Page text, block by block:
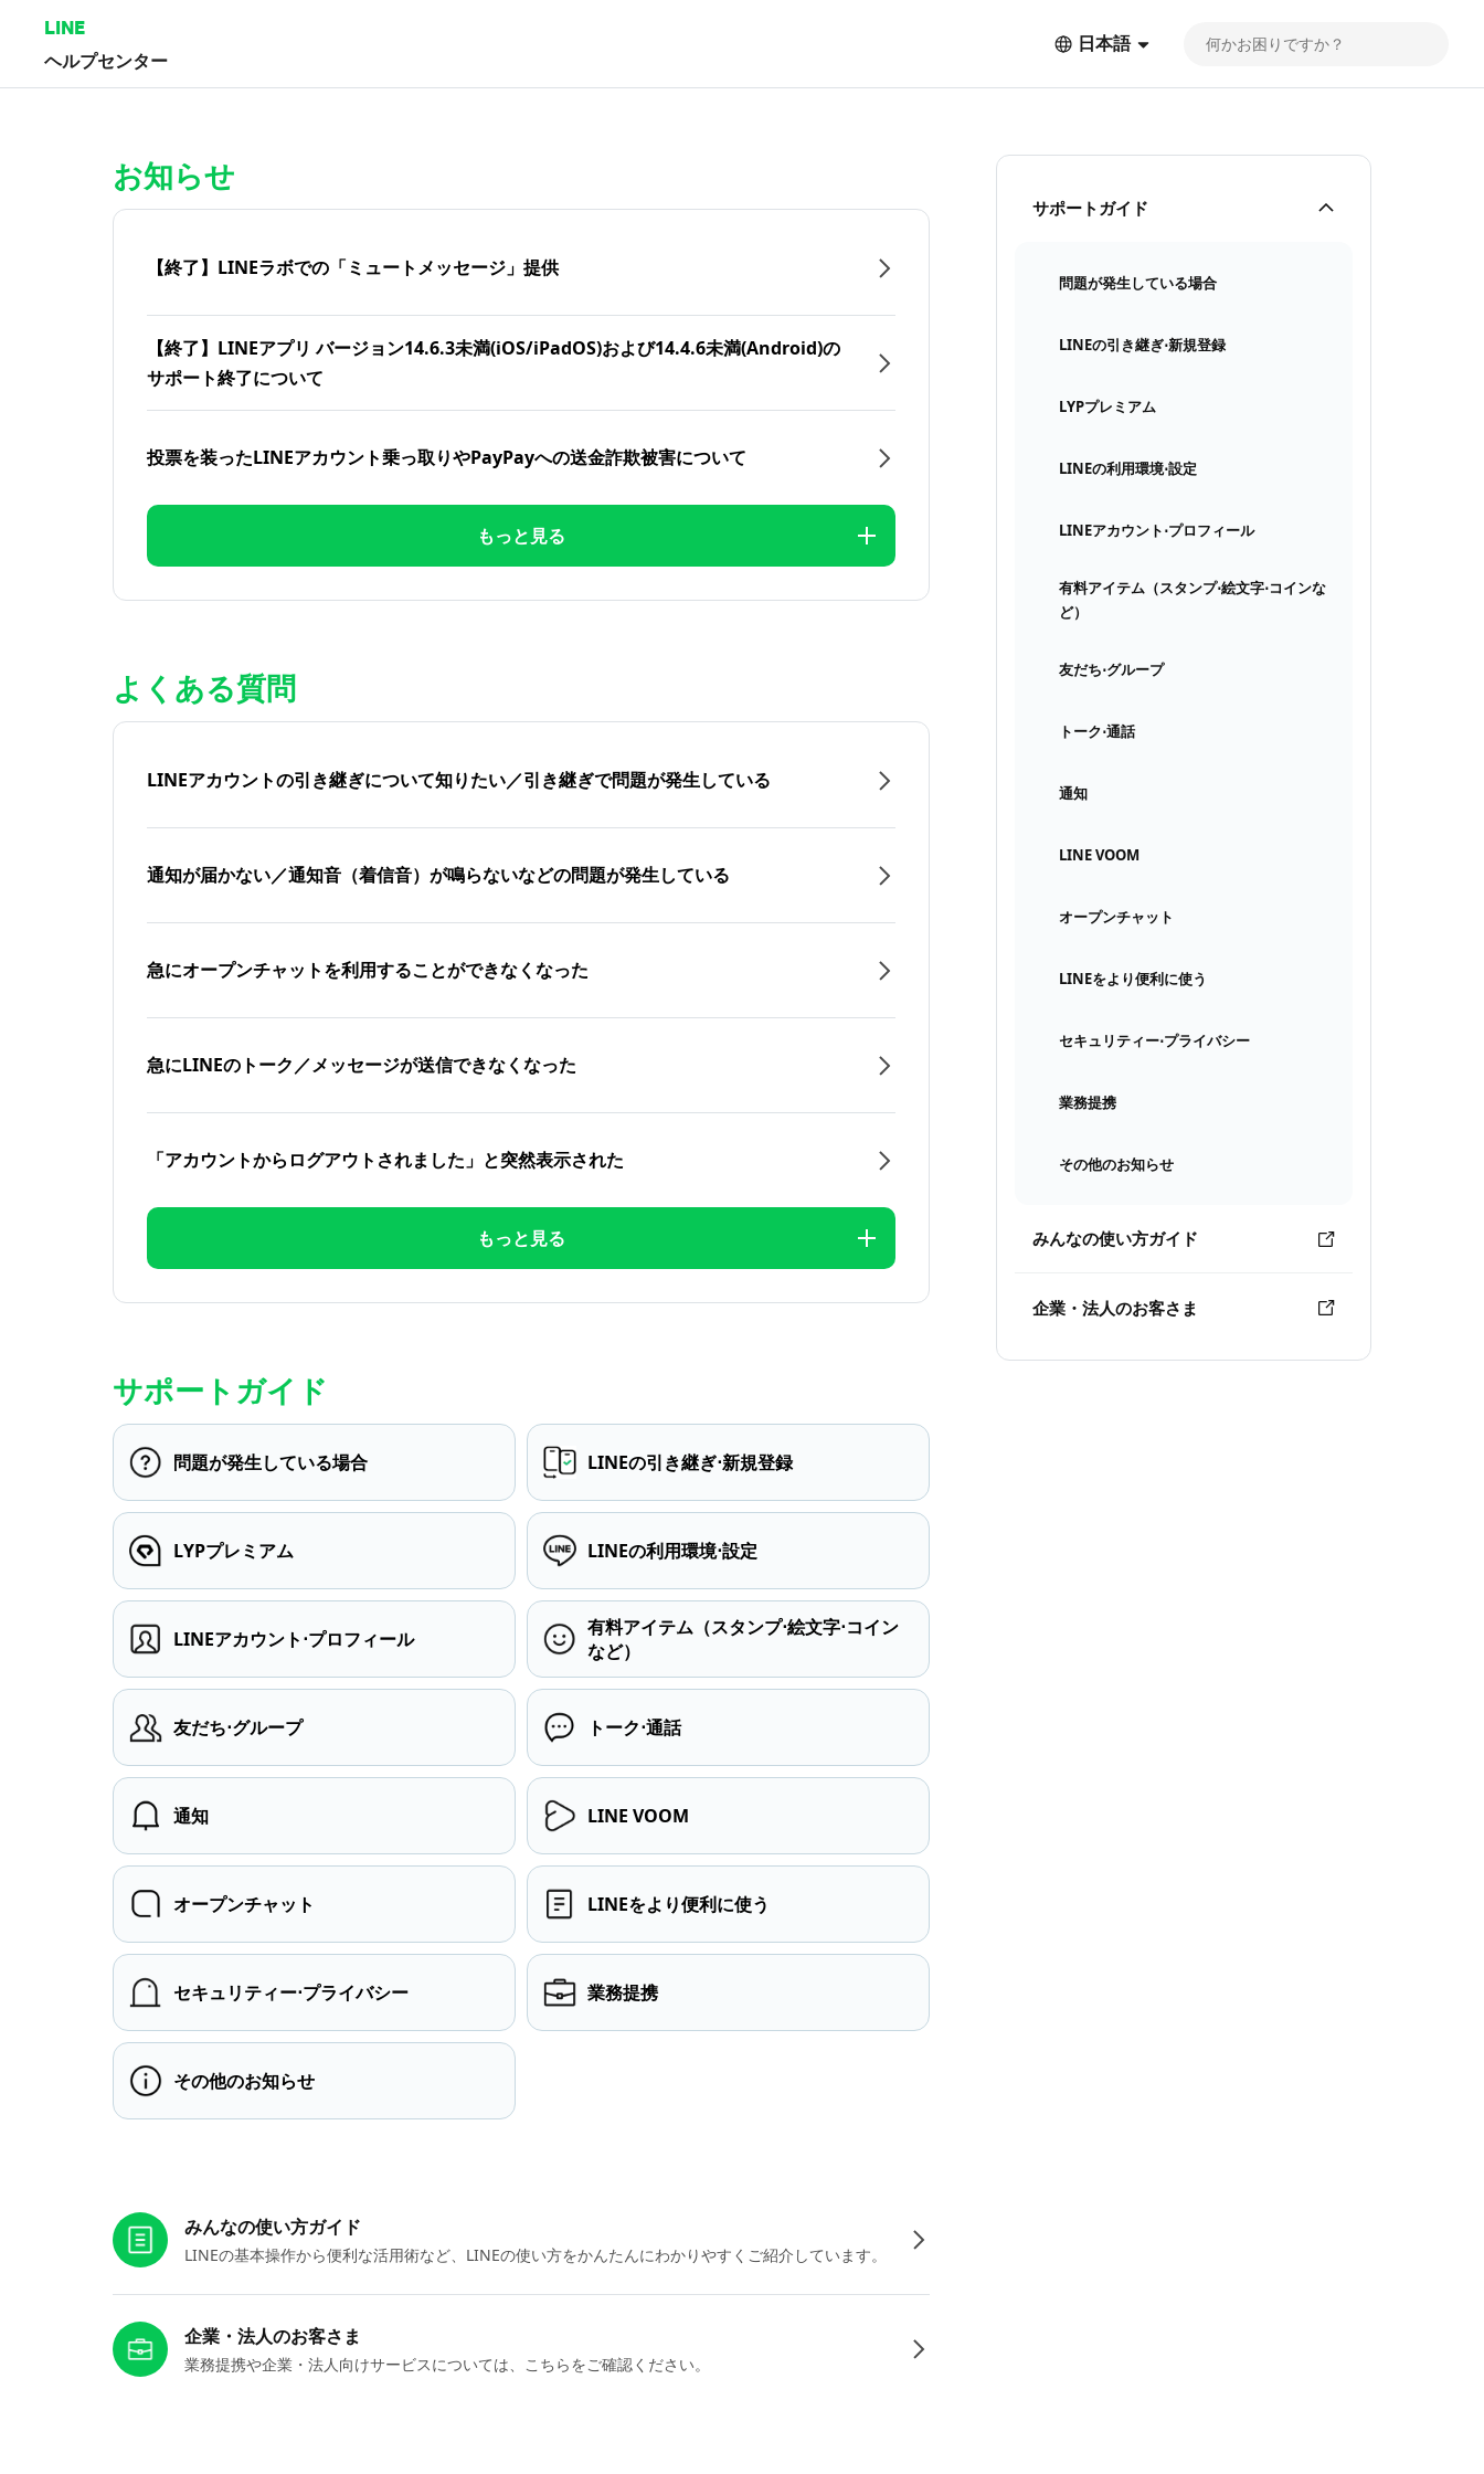
LINE
ヘルプセンター
日本語
サポートガイド
問題が発生している場合
LINEの引き継ぎ⋅新規登録
LYPプレミアム
LINEの利用環境⋅設定
LINEアカウント⋅プロフィール
有料アイテム（スタンプ⋅絵文字⋅コインな
ど）
友だち⋅グループ
トーク⋅通話
通知
LINE VOOM
オープンチャット
LINEをより便利に使う
セキュリティー⋅プライバシー
業務提携
その他のお知らせ
みんなの使い方ガイド
企業・法人のお客さま
お知らせ
【終了】LINEラボでの「ミュートメッセージ」提供
【終了】LINEアプリ バージョン14.6.3未満(iOS/iPadOS)および14.4.6未満(Android)の
サポート終了について
投票を装ったLINEアカウント乗っ取りやPayPayへの送金詐欺被害について
もっと見る
よくある質問
LINEアカウントの引き継ぎについて知りたい／引き継ぎで問題が発生している
通知が届かない／通知音（着信音）が鳴らないなどの問題が発生している
急にオープンチャットを利用することができなくなった
急にLINEのトーク／メッセージが送信できなくなった
「アカウントからログアウトされました」と突然表示された
もっと見る
サポートガイド
問題が発生している場合 LINEの引き継ぎ⋅新規登録
LYPプレミアム LINEの利用環境⋅設定
LINEアカウント⋅プロフィール
有料アイテム（スタンプ⋅絵文字⋅コイン
など）
友だち⋅グループ トーク⋅通話
通知 LINE VOOM
オープンチャット LINEをより便利に使う
セキュリティー⋅プライバシー 業務提携
その他のお知らせ
みんなの使い方ガイド
LINEの基本操作から便利な活用術など、LINEの使い方をかんたんにわかりやすくご紹介しています。
企業・法人のお客さま
業務提携や企業・法人向けサービスについては、こちらをご確認ください。